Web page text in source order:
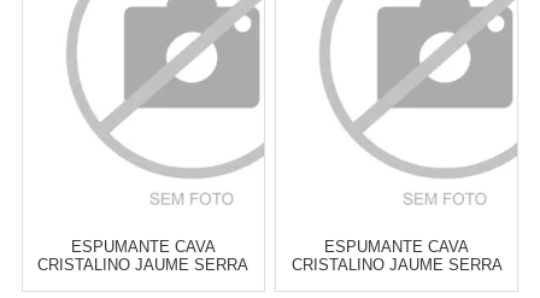
COMPRAR COMPRAR
ESPUMANTE CAVA
CRISTALINO JAUME SERRA
ESPUMANTE CAVA
CRISTALINO JAUME SERRA